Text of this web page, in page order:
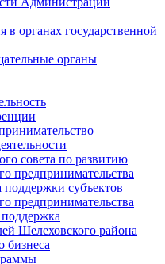
в органах государственной
органы
совета по развитию
предпринимательства
субъектов
предпринимательства
Шелеховского района
бизнеса